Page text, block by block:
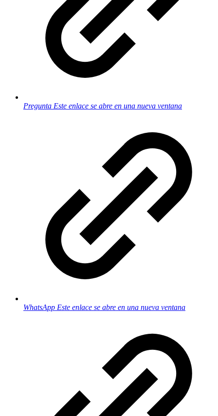
Pregunta Este enlace se abre en una nueva ventana
WhatsApp Este enlace se abre en una nueva ventana